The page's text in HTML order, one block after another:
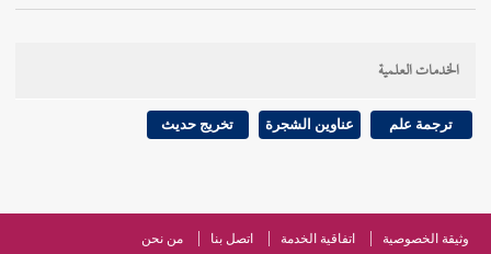
[ ص:
الخدمات العلمية
ترجمة علم عناوين الشجرة تخريج حديث
وثيقة الخصوصية اتفاقية الخدمة اتصل بنا من نحن